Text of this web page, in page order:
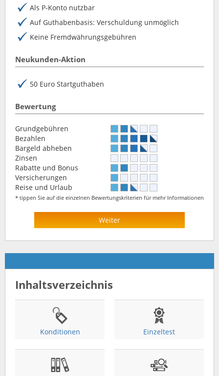
Als P-Konto nutzbar
Auf Guthabenbasis: Verschuldung unmöglich
Keine Fremdwährungsgebühren
Neukunden-Aktion
50 Euro Startguthaben
Bewertung
Grundgebühren
Bezahlen
Bargeld abheben
Zinsen
Rabatte und Bonus
Versicherungen
Reise und Urlaub
* tippen Sie auf die einzelnen Bewertungskriterien für mehr Informationen
Weiter
Inhaltsverzeichnis
Konditionen Einzeltest